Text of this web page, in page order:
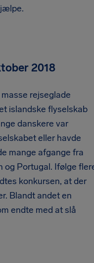
2018
rejseglade
islandske flyselskab
danskere var
eller havde
mange afgange fra
og Portugal. Ifølge
konkursen, at der
Blandt andet en
endte med at slå